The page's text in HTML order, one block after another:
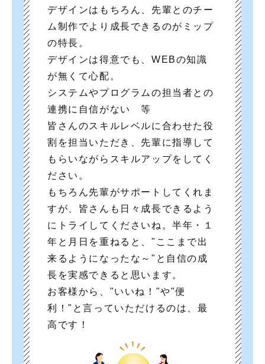
デザインはもちろん、先輩とのチー
ム制作でより成長できるのがミップ
の特長。
デザインは得意でも、WEBの知識
が無くて心配。
システムやプログラムの担当者との
連携に自信がない 等
皆さんのスキルレベルに合わせた役
割を担当いただき、先輩に指導して
もらいながらスキルアップをしてく
ださい。
もちろん先輩がサポートしてくれま
すが、皆さんも日々成長できるよう
にトライしてくださいね。半年・１
年と月日を重ねると、"ここまで出
来るようになったな～"と自信の成
長を実感できると思います。
お客様から、"いいね！"や"便
利！"と言っていただけるのは、最
高です！